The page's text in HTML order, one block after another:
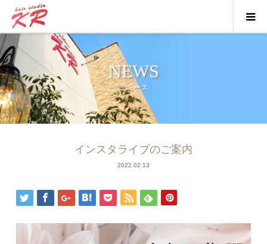
NEWS
ニュース
ニュース
インスタライブのご案内
2022.02.13